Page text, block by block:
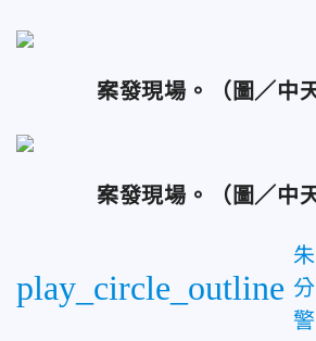
案發現場。（ 圖／中
案發現場。（ 圖／中
play_circle_outline